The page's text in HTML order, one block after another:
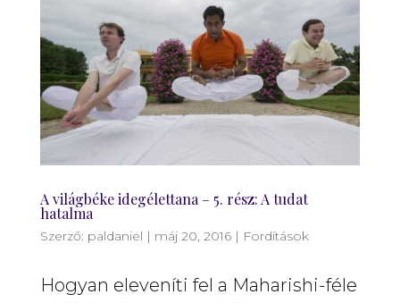
A világbéke idegélettana – 5. rész: A tudat
hatalma
Szerző: paldaniel | máj 20, 2016| Fordítások
Hogyan eleveníti fel a Maharishi-féle